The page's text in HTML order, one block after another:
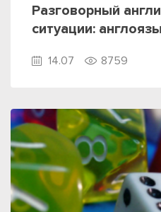
Разговорный
ситуации:
14.07 8759